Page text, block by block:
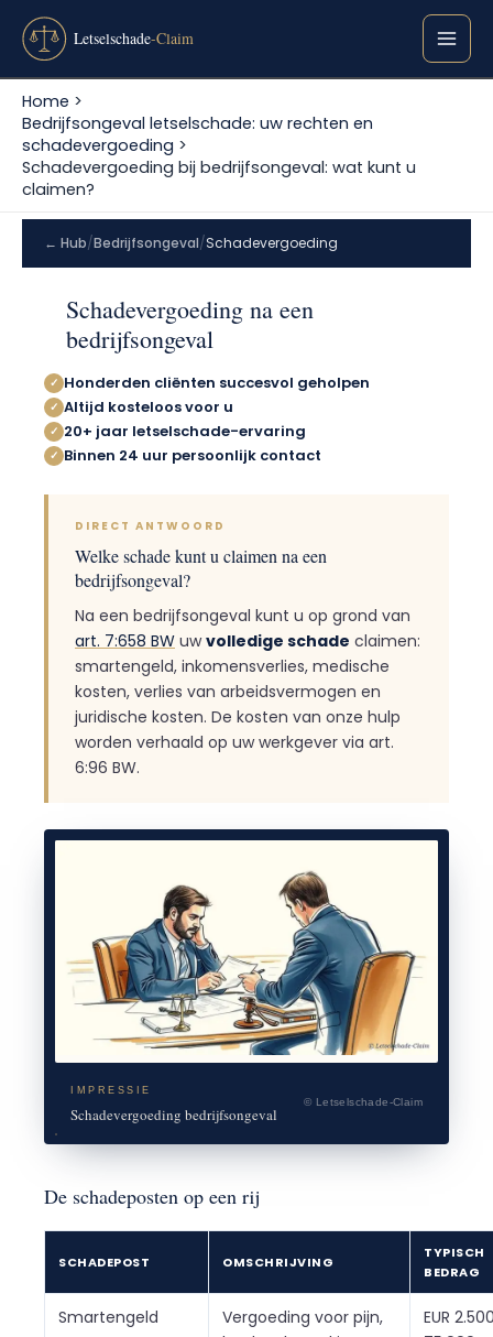
naar
inhoudHome
Bedrijfsongeval letselschade: uw rechten en
schadevergoeding
Schadevergoeding bij bedrijfsongeval: wat kunt u
claimen?
← Hub/Bedrijfsongeval/Schadevergoeding
Schadevergoeding na een
bedrijfsongeval
✓ Honderden cliënten succesvol geholpen
✓ Altijd kosteloos voor u
✓ 20+ jaar letselschade-ervaring
✓ Binnen 24 uur persoonlijk contact
DIRECT ANTWOORD
Welke schade kunt u claimen na een
bedrijfsongeval?
Na een bedrijfsongeval kunt u op grond van
art. 7:658 BW uwvolledige schade claimen:
smartengeld, inkomensverlies, medische
kosten, verlies van arbeidsvermogen en
juridische kosten. De kosten van onze hulp
worden verhaald op uw werkgever via art.
6:96 BW.
IMPRESSIE
Schadevergoeding bedrijfsongeval
© Letselschade-Claim
De schadeposten op een rij
SCHADEPOST OMSCHRIJVING
TYPISCH
BEDRAG
Smartengeld
Vergoeding voor pijn,
EUR